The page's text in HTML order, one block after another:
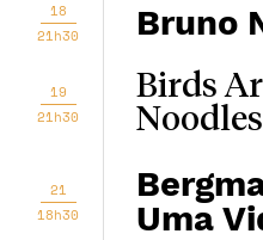
18
21h30
Bruno
19
21h30
Birds
Noodles
21
18h30
Uma